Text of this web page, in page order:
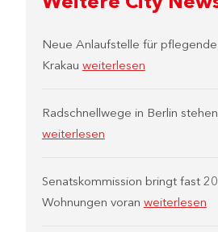
Neue Anlaufstelle für
Krakau weiterlesen
Radschnellwege in Berlin
weiterlesen
Senatskommission bringt fast
Wohnungen voran weiterlesen